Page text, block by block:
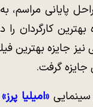
پایانی مراسم،
بهترین کارگردان
نیز جایزه بهترین
جایزه گرفت.
سینمایی«امیلیا پرز»